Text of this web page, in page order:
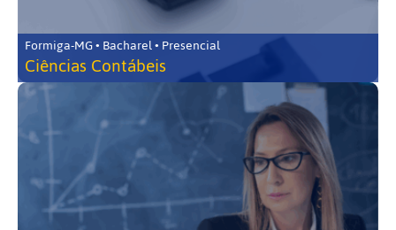
Formiga-MG • Bacharel • Presencial
Ciências Contábeis